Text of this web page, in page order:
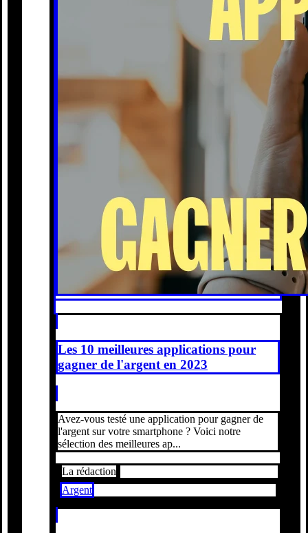
Les 10 meilleures applications pour
gagner de l'argent en 2023
Avez-vous testé une application pour gagner de
l'argent sur votre smartphone ? Voici notre
sélection des meilleures ap...
La rédaction
Argent